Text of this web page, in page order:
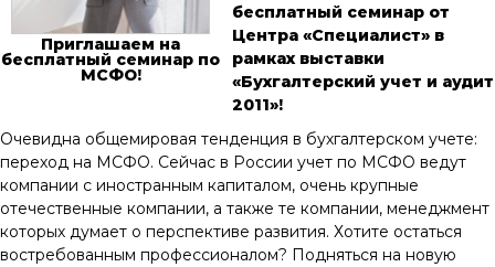
Приглашаем на
бесплатный семинар по
МСФО!
бесплатный семинар от
Центра «Специалист» в
рамках выставки
«Бухгалтерский учет и аудит
2011»!
Очевидна общемировая тенденция в бухгалтерском учете:
переход на МСФО. Сейчас в России учет по МСФО ведут
компании с иностранным капиталом, очень крупные
отечественные компании, а также те компании, менеджмент
которых думает о перспективе развития. Хотите остаться
востребованным профессионалом? Подняться на новую